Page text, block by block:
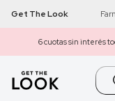
Get The Look
6 cuotas sin interés
Buscar
1 get the look